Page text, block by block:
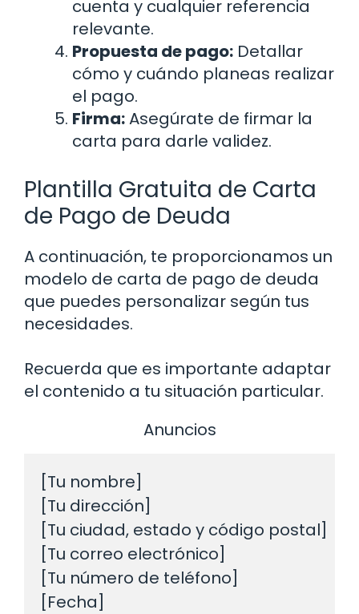
cuenta y cualquier referencia
relevante.
Propuesta de pago: Detallar
cómo y cuándo planeas realizar
el pago.
Firma:Asegúrate de firmar la
carta para darle validez.
Plantilla Gratuita de Carta
de Pago de Deuda
A continuación, te proporcionamos un
modelo de carta de pago de deuda
que puedes personalizar según tus
necesidades.
Recuerda que es importante adaptar
el contenido a tu situación particular.
Anuncios
[Tu nombre]
[Tu dirección]
[Tu ciudad, estado y código postal]
[Tu correo electrónico]
[Tu número de teléfono]
[Fecha]